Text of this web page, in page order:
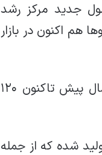
پزشکی تهران در مراسم رونمایی از ۶۰ محصول جدید مرکز رشد
هم اکنون در بازار
وی افزود: مرکز رشد فرآورده های دارویی از ابتدای تأسیس در ۲۰ سال پیش تاکنون ۱۲۰
شده که از جمله